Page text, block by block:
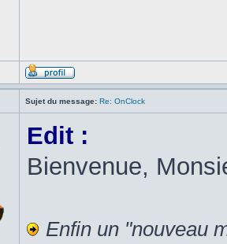
Sujet du message: Re: OnClock
Edit :
Bienvenue,
Enfin un "nouveau